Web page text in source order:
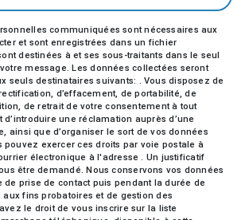
communiquées sont nécessaires aux
et sont enregistrées dans un fichier
destinées à et ses sous-traitants dans le seul
message. Les données collectées seront
seuls destinataires suivants: . Vous disposez de
d’effacement, de portabilité, de
de retrait de votre consentement à tout
une réclamation auprès d’une
ainsi que d’organiser le sort de vos données
pouvez exercer ces droits par voie postale à
électronique à l'adresse . Un justificatif
être demandé. Nous conservons vos données
de prise de contact puis pendant la durée de
fins probatoires et de gestion des
le droit de vous inscrire sur la liste